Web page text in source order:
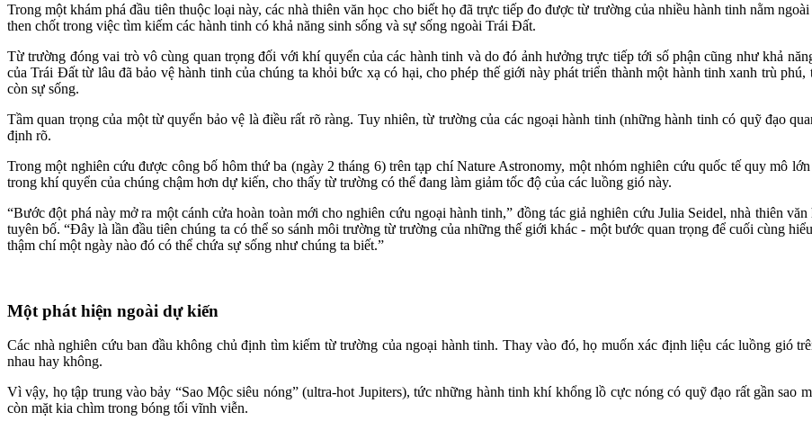
Trong một khám phá đầu tiên thuộc loại này, các nhà thiên văn học cho biết họ đã trực tiếp đo được từ trường của nhiều hành tinh nằm
then chốt trong việc tìm kiếm các hành tinh có khả năng sinh sống và sự sống ngoài Trái Đất.
Từ trường đóng vai trò vô cùng quan trọng đối với khí quyển của các hành tinh và do đó ảnh hưởng trực tiếp tới số phận cũng như khả
của Trái Đất từ lâu đã bảo vệ hành tinh của chúng ta khỏi bức xạ có hại, cho phép thế giới này phát triển thành một hành tinh xanh trù
còn sự sống.
Tầm quan trọng của một từ quyển bảo vệ là điều rất rõ ràng. Tuy nhiên, từ trường của các ngoại hành tinh (những hành tinh có quỹ đạo
định rõ.
Trong một nghiên cứu được công bố hôm thứ ba (ngày 2 tháng 6) trên tạp chí Nature Astronomy, một nhóm nghiên cứu quốc tế quy mô
trong khí quyển của chúng chậm hơn dự kiến, cho thấy từ trường có thể đang làm giảm tốc độ của các luồng gió này.
“Bước đột phá này mở ra một cánh cửa hoàn toàn mới cho nghiên cứu ngoại hành tinh,” đồng tác giả nghiên cứu Julia Seidel, nhà thiên
tuyên bố. “Đây là lần đầu tiên chúng ta có thể so sánh môi trường từ trường của những thế giới khác - một bước quan trọng để cuối cùng
thậm chí một ngày nào đó có thể chứa sự sống như chúng ta biết.”
Một phát hiện ngoài dự kiến
Các nhà nghiên cứu ban đầu không chủ định tìm kiếm từ trường của ngoại hành tinh. Thay vào đó, họ muốn xác định liệu các luồng gió
nhau hay không.
Vì vậy, họ tập trung vào bảy “Sao Mộc siêu nóng” (ultra-hot Jupiters), tức những hành tinh khí khổng lồ cực nóng có quỹ đạo rất gần sao
còn mặt kia chìm trong bóng tối vĩnh viễn.